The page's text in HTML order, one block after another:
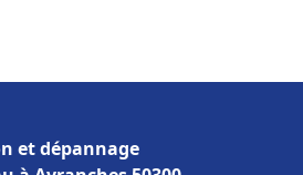
et dépannage